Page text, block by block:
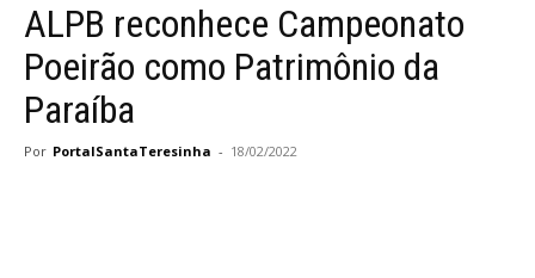
ALPB reconhece Campeonato
Poeirão como Patrimônio da
Paraíba
Por PortalSantaTeresinha - 18/02/2022